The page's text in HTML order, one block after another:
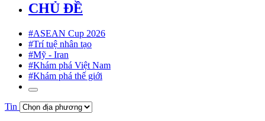
CHỦ ĐỀ
#ASEAN Cup 2026
#Trí tuệ nhân tạo
#Mỹ - Iran
#Khám phá Việt Nam
#Khám phá thế giới
Tin